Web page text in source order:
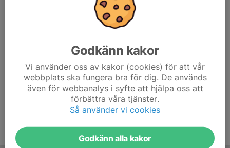
Godkänn kakor
Vi använder oss av kakor (cookies) för att vår
webbplats ska fungera bra för dig. De används
även för webbanalys i syfte att hjälpa oss att
förbättra våra tjänster.
Så använder vi cookies
Godkänn alla kakor